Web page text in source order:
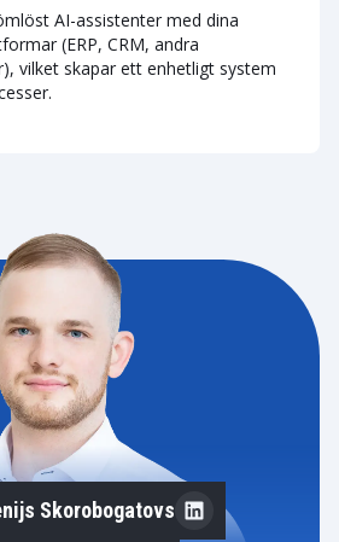
AI-assistenter med dina
(ERP, CRM, andra
vilket skapar ett enhetligt system
Skorobogatovs